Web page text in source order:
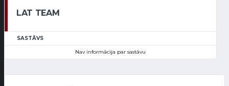
LAT TEAM
SASTĀVS
Nav informācija par sastāvu